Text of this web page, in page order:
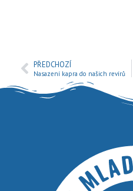
PŘEDCHOZÍ
Nasazení kapra do našich revírů